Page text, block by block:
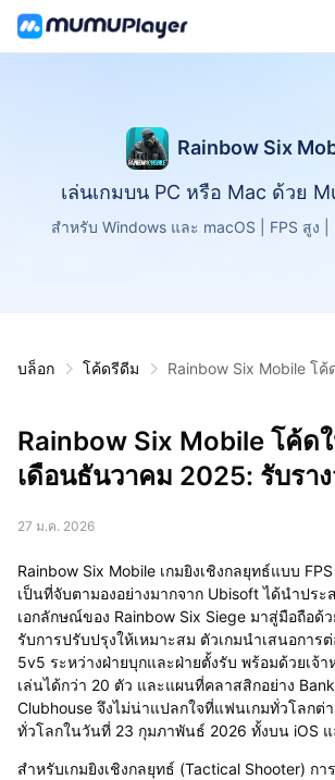
Rainbow Six
เล่นเกมบน PC หรือ Mac ด้วย
สำหรับ Windows และ macOS | FPS สูง
บล็อก โค้ดรีดีม
Rainbow Six Mobile โ
Rainbow Six Mobile โค้ด
เดือนธันวาคม 2025: รับรา
27 ม.ค. 2026
Rainbow Six Mobile เกมยิงเชิงกลยุทธ์แบบ
เป็นที่จับตามองอย่างมากจาก Ubisoft ได้นำปร
เอกลักษณ์ของ Rainbow Six Siege มาสู่มือถือด้
รับการปรับปรุงให้เหมาะสม ตัวเกมนำเสนอการ
5v5 ระหว่างฝ่ายบุกและฝ่ายตั้งรับ พร้อมด้วยเจ้
เล่นได้กว่า 20 ตัว และแผนที่คลาสสิกอย่าง
Clubhouse จึงไม่น่าแปลกใจที่แฟนเกมทั่วโลกต่
ทั่วโลกในวันที่ 23 กุมภาพันธ์ 2026 ทั้งบน iOS แ
สำหรับเกมยิงเชิงกลยุทธ์ (Tactical Shooter) กา